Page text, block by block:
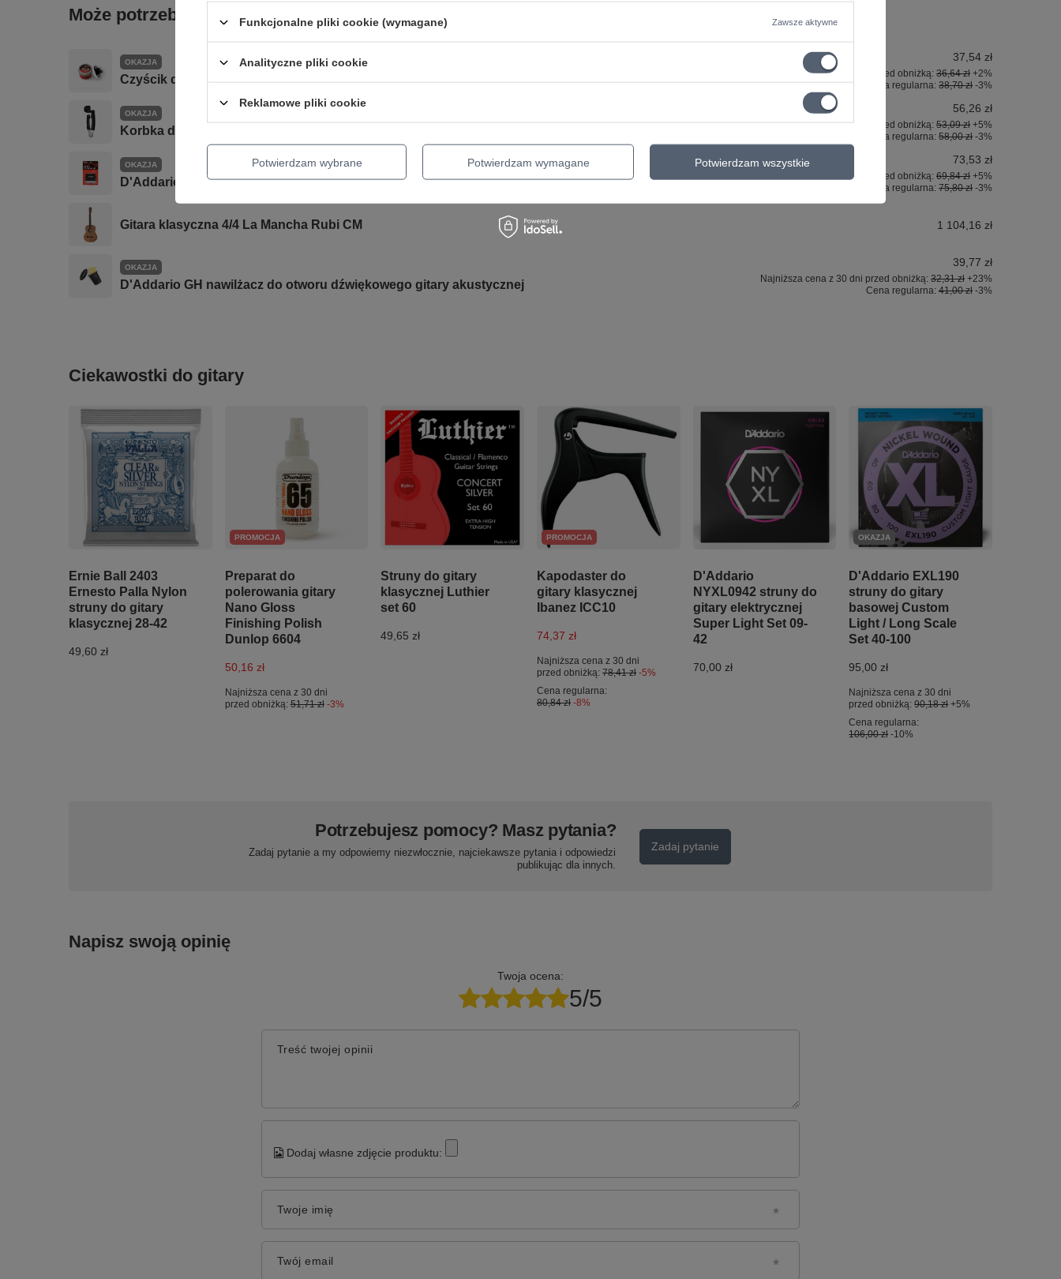
Może potrzebujesz tego do gitary
OKAZJA
Czyścik do strun PW-XLR8-01 D'addario
37,54 zł
Najniższa cena z 30 dni przed obniżką: 36,64 zł +2%
Cena regularna: 38,70 zł -3%
OKAZJA
Korbka do strun DP0002 z obcinarką D'Addario Pro-Winder
56,26 zł
Najniższa cena z 30 dni przed obniżką: 53,09 zł +5%
Cena regularna: 58,00 zł -3%
OKAZJA
D'Addario PW-VG-01 VARIGRIP Urządzenie do ćwiczenia palców
73,53 zł
Najniższa cena z 30 dni przed obniżką: 69,84 zł +5%
Cena regularna: 75,80 zł -3%
Gitara klasyczna 4/4 La Mancha Rubi CM 1 104,16 zł
OKAZJA
D'Addario GH nawilżacz do otworu dźwiękowego gitary akustycznej
39,77 zł
Najniższa cena z 30 dni przed obniżką: 32,31 zł +23%
Cena regularna: 41,00 zł -3%
Ciekawostki do gitary
Ernie Ball 2403
Ernesto Palla Nylon
struny do gitary
klasycznej 28-42
49,60 zł
PROMOCJA
Preparat do
polerowania gitary
Nano Gloss
Finishing Polish
Dunlop 6604
50,16 zł
Najniższa cena z 30 dni
przed obniżką:51,71 zł -3%
Struny do gitary
klasycznej Luthier
set 60
49,65 zł
PROMOCJA
Kapodaster do
gitary klasycznej
Ibanez ICC10
74,37 zł
Najniższa cena z 30 dni
przed obniżką: 78,41 zł -5%
Cena regularna:
80,84 zł -8%
D'Addario
NYXL0942 struny do
gitary elektrycznej
Super Light Set 09-
42
70,00 zł
OKAZJA
D'Addario EXL190
struny do gitary
basowej Custom
Light / Long Scale
Set 40-100
95,00 zł
Najniższa cena z 30 dni
przed obniżką:90,18 zł +5%
Cena regularna:
106,00 zł -10%
Potrzebujesz pomocy? Masz pytania?
Zadaj pytanie a my odpowiemy niezwłocznie, najciekawsze pytania i odpowiedzi
publikując dla innych.
Zadaj pytanie
Napisz swoją opinię
Twoja ocena:
5/5
Treść twojej opinii
Dodaj własne zdjęcie produktu:
Twoje imię
Twój email
Funkcjonalne pliki cookie (wymagane) Zawsze aktywne
Analityczne pliki cookie
Reklamowe pliki cookie
Potwierdzam wybrane Potwierdzam wymagane Potwierdzam wszystkie